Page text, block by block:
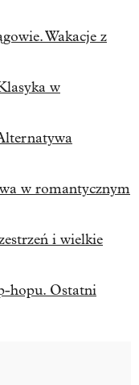
Wakacje z
w
w romantycznym
i wielkie
hopu. Ostatni